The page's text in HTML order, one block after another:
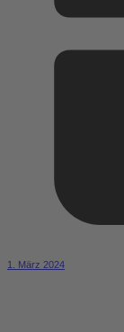
1. März 2024